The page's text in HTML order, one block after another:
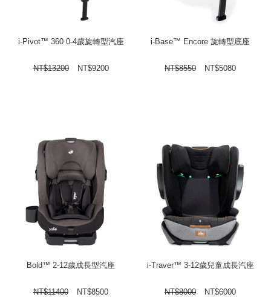
i-Pivot™ 360 0-4歲旋轉型汽座
NT$13200 NT$9200
i-Base™ Encore 旋轉型底座
NT$8550 NT$5080
Bold™ 2-12歲成長型汽座
NT$11400 NT$8500
i-Traver™ 3-12歲兒童成長汽座
NT$8000 NT$6000